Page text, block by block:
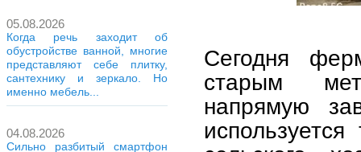
05.08.2026
Когда речь заходит об
обустройстве ванной, многие
представляют себе плитку,
сантехнику и зеркало. Но
именно мебель...
04.08.2026
Сильно разбитый смартфон
Сегодня
старым
напрямую